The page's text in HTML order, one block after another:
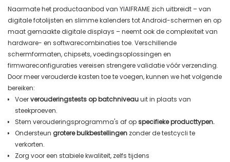
Naarmate het productaanbod van YIAIFRAME zich uitbreidt – van
digitale fotolijsten en slimme kalenders tot Android-schermen en op
maat gemaakte digitale displays – neemt ook de complexiteit van
hardware- en softwarecombinaties toe. Verschillende
schermformaten, chipsets, voedingsoplossingen en
firmwareconfiguraties vereisen strengere validatie vóór verzending.
Door meer verouderde kasten toe te voegen, kunnen we het volgende
bereiken:
Voerverouderingstests op batchniveauuit in plaats van
steekproeven.
Stem verouderingsprogramma's af opspecifieke producttypen.
Ondersteun grotere bulkbestellingen zonder de testcycli te
verkorten.
Zorg voor een stabiele kwaliteit, zelfs tijdens